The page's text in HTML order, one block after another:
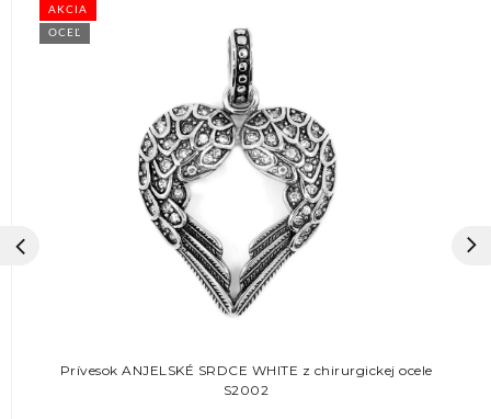
AKCIA
OCEĽ
Prívesok ANJELSKÉ SRDCE WHITE z chirurgickej ocele
S2002